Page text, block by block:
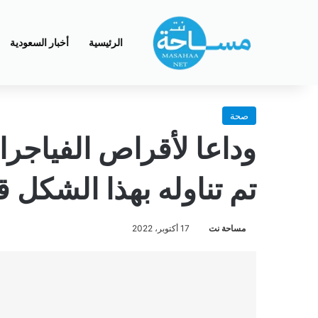
الرئيسية أخبار السعودية
صحة
وداعا لأقراص
تم تناوله بهذا الشكل
مساحة نت 17 أكتوبر، 2022